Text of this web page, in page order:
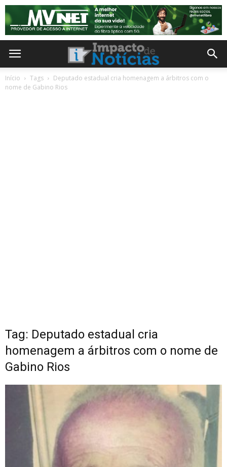
Início Tags
Deputado estadual cria homenagem a árbitros com o
nome de Gabino Rios
Tag: Deputado estadual cria
homenagem a árbitros com o nome de
Gabino Rios